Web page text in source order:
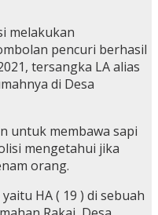
melakukan
pencuri berhasil
tersangka LA alias
di Desa
untuk membawa sapi
mengetahui jika
orang.
HA ( 19 ) di sebuah